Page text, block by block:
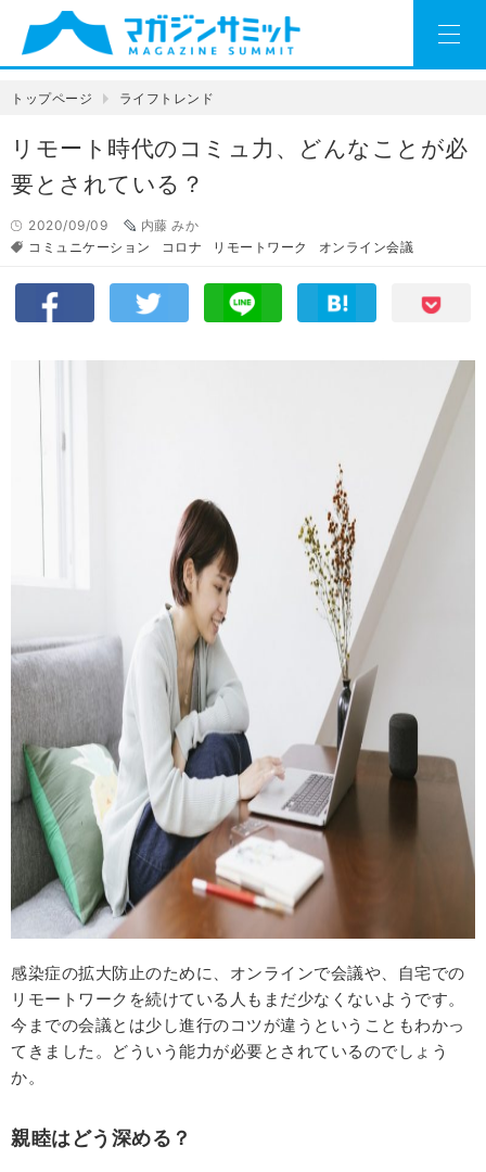
トップページ ライフトレンド
リモート時代のコミュ力、どんなことが必
要とされている？
2020/09/09
内藤 みか
コミュニケーション
コロナ リモートワーク オンライン会議
感染症の拡大防止のために、オンラインで会議や、自宅での
リモートワークを続けている人もまだ少なくないようです。
今までの会議とは少し進行のコツが違うということもわかっ
てきました。どういう能力が必要とされているのでしょう
か。
親睦はどう深める？